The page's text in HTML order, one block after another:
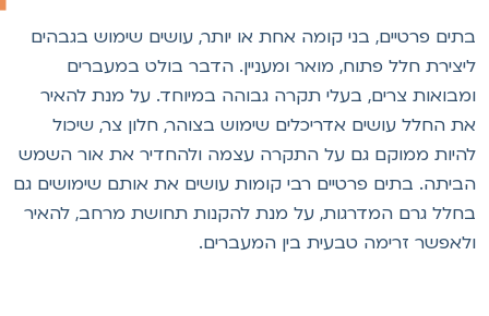
פרטיים, בני קומה אחת או יותר, עושים שימוש בגבהים
חלל פתוח, מואר ומעניין. הדבר בולט במעברים
צרים, בעלי תקרה גבוהה במיוחד. על מנת להאיר
החלל עושים אדריכלים שימוש בצוהר, חלון צר, שיכול
ממוקם גם על התקרה עצמה ולהחדיר את אור השמש
בתים פרטיים רבי קומות עושים את אותם שימושים גם
גרם המדרגות, על מנת להקנות תחושת מרחב, להאיר
זרימה טבעית בין המעברים.